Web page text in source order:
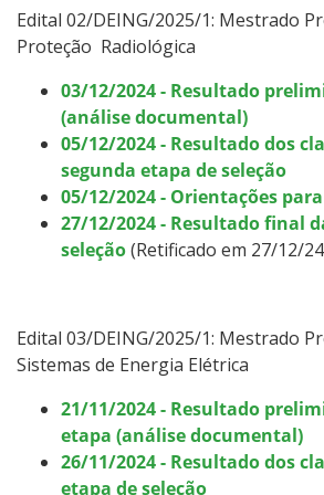
Como posso estudar no IFSC?
Calendário de inscrições
Processos Seletivos
Cotas
Orientações para comprovação de
Orientações para Matrícula
Estatísticas dos Processos Seletivos
Edital 02/DEING/2025/1: Mestrado
Proteção Radiológica
03/12/2024 - Resultado
(análise documental)
05/12/2024 - Resultado dos
segunda etapa de seleção
05/12/2024 - Orientações
27/12/2024 - Resultado final
seleção(Retificado em 27/12/
Edital 03/DEING/2025/1: Mestrado
Sistemas de Energia Elétrica
21/11/2024 - Resultado
etapa (análise documental)
26/11/2024 - Resultado dos
etapa de seleção